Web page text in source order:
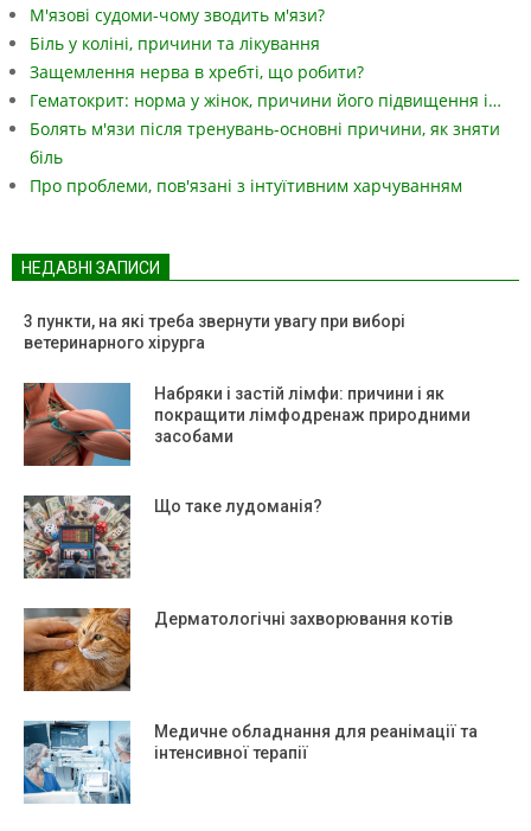
М'язові судоми-чому зводить м'язи?
Біль у коліні, причини та лікування
Защемлення нерва в хребті, що робити?
Гематокрит: норма у жінок, причини його підвищення і…
Болять м'язи після тренувань-основні причини, як зняти
біль
Про проблеми, пов'язані з інтуїтивним харчуванням
НЕДАВНІ ЗАПИСИ
3 пункти, на які треба звернути увагу при виборі
ветеринарного хірурга
Набряки і застій лімфи: причини і як
покращити лімфодренаж природними
засобами
Що таке лудоманія?
Дерматологічні захворювання котів
Медичне обладнання для реанімації та
інтенсивної терапії